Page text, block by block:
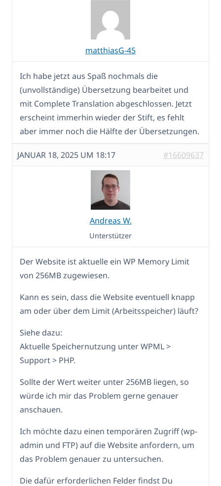
matthiasG-45
Ich habe jetzt aus Spaß nochmals die
(unvollständige) Übersetzung bearbeitet und
mit Complete Translation abgeschlossen. Jetzt
erscheint immerhin wieder der Stift, es fehlt
aber immer noch die Hälfte der Übersetzungen.
JANUAR 18, 2025 UM 18:17 #16609637
Andreas W.
Unterstützer
Der Website ist aktuelle ein WP Memory Limit
von 256MB zugewiesen.
Kann es sein, dass die Website eventuell knapp
am oder über dem Limit (Arbeitsspeicher) läuft?
Siehe dazu:
Aktuelle Speichernutzung unter WPML >
Support > PHP.
Sollte der Wert weiter unter 256MB liegen, so
würde ich mir das Problem gerne genauer
anschauen.
Ich möchte dazu einen temporären Zugriff (wp-
admin und FTP) auf die Website anfordern, um
das Problem genauer zu untersuchen.
Die dafür erforderlichen Felder findst Du